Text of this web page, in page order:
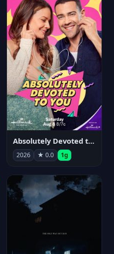
Absolutely Devoted to You
2026 ★ 0.0 1g